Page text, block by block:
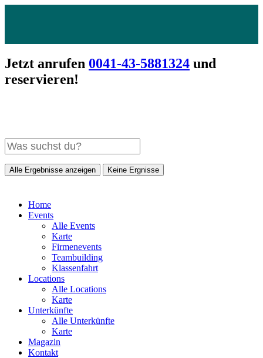
Jetzt anrufen 0041-43-5881324 und
reservieren!
Alle Ergebnisse anzeigen Keine Ergnisse
Home
Events
Alle Events
Karte
Firmenevents
Teambuilding
Klassenfahrt
Locations
Alle Locations
Karte
Unterkünfte
Alle Unterkünfte
Karte
Magazin
Kontakt